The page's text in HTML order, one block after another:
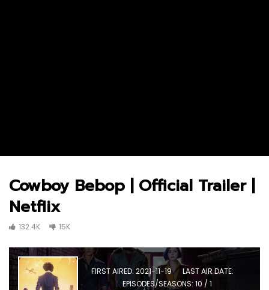
Cowboy Bebop | Official Trailer |
Netflix
132.4K 15K
FIRST AIRED: 2021-11-19
LAST AIR DATE:
EPISODES/SEASONS: 10 / 1